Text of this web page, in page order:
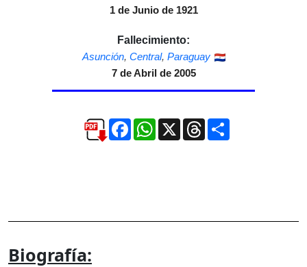
1 de Junio de 1921
Fallecimiento:
Asunción, Central, Paraguay
7 de Abril de 2005
FacebookWhatsApp
X ThreadsCompartir
Biografía: